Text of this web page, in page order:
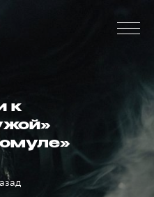
к